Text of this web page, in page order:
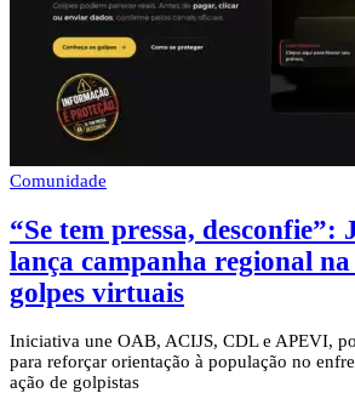
Comunidade
“Se tem pressa, desconfie”:
lança campanha regional
golpes virtuais
Iniciativa une OAB, ACIJS, CDL e APEVI,
para reforçar orientação à população no
ação de golpistas